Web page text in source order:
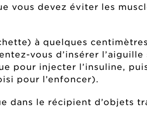
vous devez éviter les
à quelques
vous d’insérer
pour injecter l’insuline,
pour l’enfoncer).
dans le récipient d’objets